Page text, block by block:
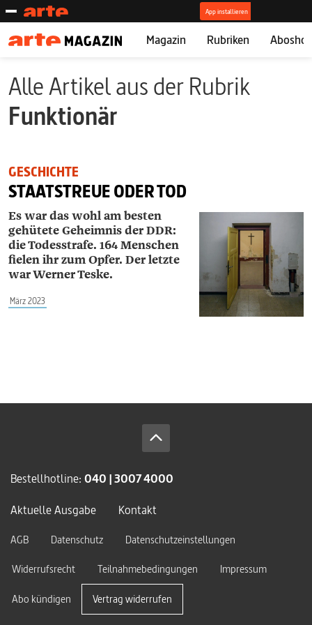
Magazin Rubriken
Alle Artikel aus der Rubrik
Funktionär
GESCHICHTE
STAATSTREUE ODER TOD
Es war das wohl am besten
gehütete Geheimnis der DDR:
die Todesstrafe. 164 Menschen
fielen ihr zum Opfer. Der letzte
war Werner Teske.
März 2023
Bestellhotline: 040 | 3007 4000
Aktuelle Ausgabe
Kontakt
AGB Datenschutz
Datenschutzeinstellungen
Widerrufsrecht
Teilnahmebedingungen Impressum
Abo kündigen Vertrag widerrufen